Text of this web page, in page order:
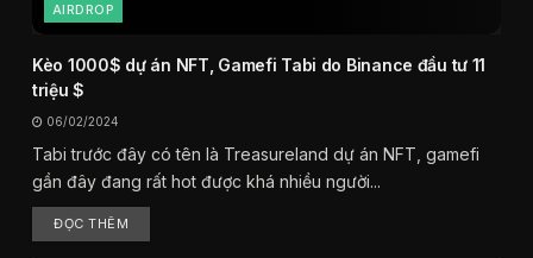
AIRDROP
Kèo 1000$ dự án NFT, Gamefi Tabi do Binance đầu tư 11
triệu $
06/02/2024
Tabi trước đây có tên là Treasureland dự án NFT, gamefi
gần đây đang rất hot được khá nhiều người...
ĐỌC THÊM